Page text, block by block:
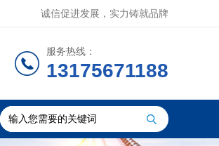
诚信促进发展，实力铸就品牌
服务热线：
13175671188